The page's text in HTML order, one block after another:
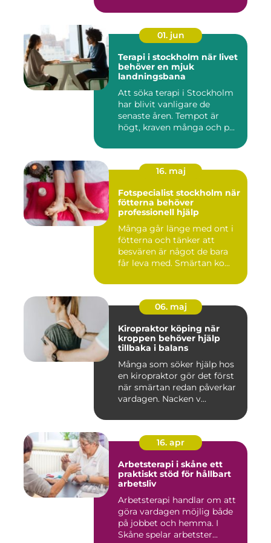
01. jun
Terapi i stockholm när livet
behöver en mjuk
landningsbana
Att söka terapi i Stockholm
har blivit vanligare de
senaste åren. Tempot är
högt, kraven många och p...
16. maj
Fotspecialist stockholm när
fötterna behöver
professionell hjälp
Många går länge med ont i
fötterna och tänker att
besvären är något de bara
får leva med. Smärtan ko...
06. maj
Kiropraktor köping när
kroppen behöver hjälp
tillbaka i balans
Många som söker hjälp hos
en kiropraktor gör det först
när smärtan redan påverkar
vardagen. Nacken v...
16. apr
Arbetsterapi i skåne ett
praktiskt stöd för hållbart
arbetsliv
Arbetsterapi handlar om att
göra vardagen möjlig både
på jobbet och hemma. I
Skåne spelar arbetster...